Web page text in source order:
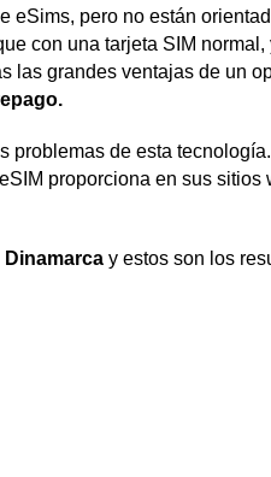
eSims, pero no están
con una tarjeta SIM
las grandes ventajas de un
problemas de esta
proporciona en sus sitios
Dinamarca y estos son los